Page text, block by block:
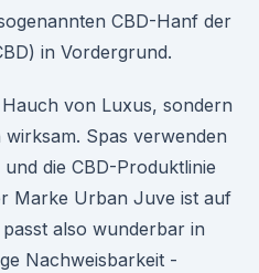
CBD-Hanf der
in Vordergrund.
von Luxus, sondern
Spas verwenden
die CBD-Produktlinie
Marke Urban Juve ist auf
also wunderbar in
Nachweisbarkeit -